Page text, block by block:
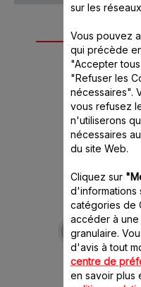
Autre(s)
Plaques à gaufre x 2
Pour réaliser des gaufres
qui
sur les
Vous pouvez
qui précède
"Accepter
"Refuser les
nécessaires".
vous refusez
n'utiliserons
nécessaires
du site Web.
Cliquez sur
d'informations
catégories de
accéder à
granulaire.
d'avis à tout
centre de
en savoir plus